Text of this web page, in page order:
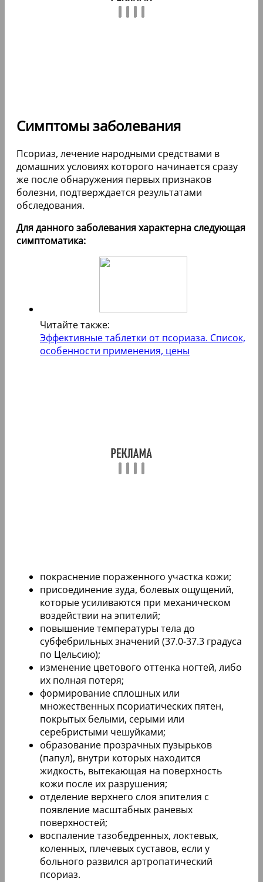
Симптомы заболевания
Псориаз, лечение народными средствами в
домашних условиях которого начинается сразу
же после обнаружения первых признаков
болезни, подтверждается результатами
обследования.
Для данного заболевания характерна следующая
симптоматика:
Читайте также:
Эффективные таблетки от псориаза. Список,
особенности применения, цены
покраснение пораженного участка кожи;
присоединение зуда, болевых ощущений,
которые усиливаются при механическом
воздействии на эпителий;
повышение температуры тела до
субфебрильных значений (37.0-37.3 градуса
по Цельсию);
изменение цветового оттенка ногтей, либо
их полная потеря;
формирование сплошных или
множественных псориатических пятен,
покрытых белыми, серыми или
серебристыми чешуйками;
образование прозрачных пузырьков
(папул), внутри которых находится
жидкость, вытекающая на поверхность
кожи после их разрушения;
отделение верхнего слоя эпителия с
появление масштабных раневых
поверхностей;
воспаление тазобедренных, локтевых,
коленных, плечевых суставов, если у
больного развился артропатический
псориаз.